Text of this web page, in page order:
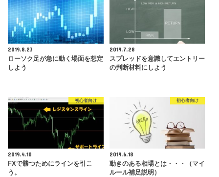
2019.8.23
ローソク足が急に動く場面を想定
しよう
2019.7.28
スプレッドを意識してエントリー
の判断材料にしよう
初心者向け
2019.4.10
FXで勝つためにラインを引こ
う。
初心者向け
2019.6.18
動きのある相場とは・・・（マイ
ルール補足説明）